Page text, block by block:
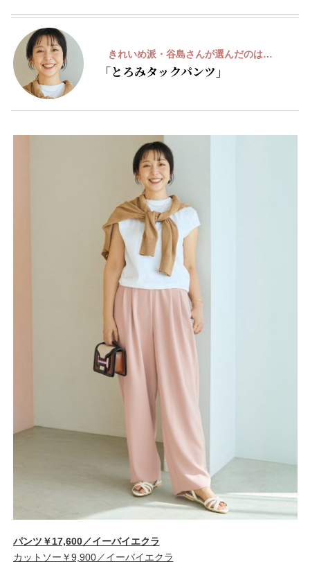
きれいめ派・谷島さんが選んだのは…
「とろみタックパンツ」
パンツ￥17,600／イーバイエクラ
カットソー￥9,900／イーバイエクラ